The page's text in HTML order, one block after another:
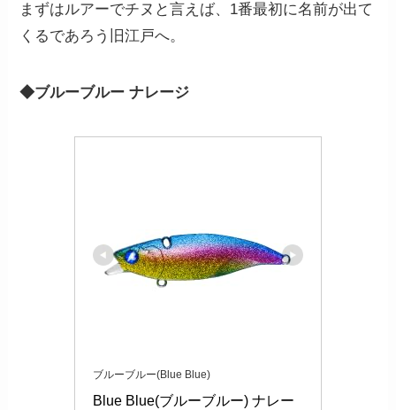
まずはルアーでチヌと言えば、1番最初に名前が出て
くるであろう旧江戸へ。
◆ブルーブルー ナレージ
ブルーブルー(Blue Blue)
Blue Blue(ブルーブルー) ナレー